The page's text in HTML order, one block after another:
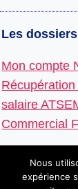
Les
Mon compte
salaire
Commercial
Nous
expérience